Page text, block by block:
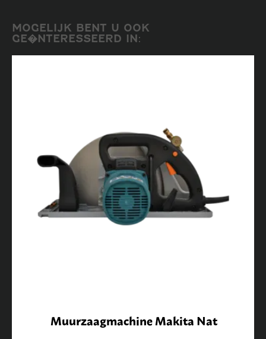
MOGELIJK BENT U OOK
GE�NTERESSEERD IN:
Muurzaagmachine Makita Nat